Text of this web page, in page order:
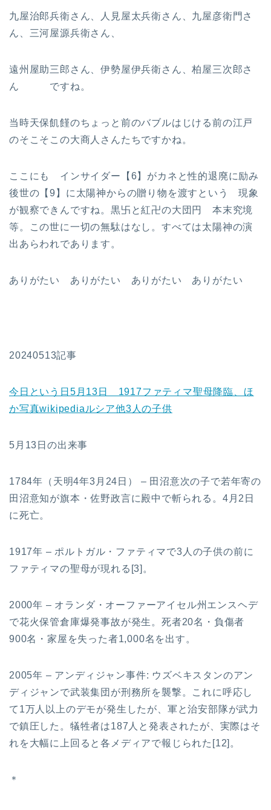
九屋治郎兵衛さん、人見屋太兵衛さん、九屋彦衛門さ
ん、三河屋源兵衛さん、
遠州屋助三郎さん、伊勢屋伊兵衛さん、柏屋三次郎さ
ん ですね。
当時天保飢饉のちょっと前のバブルはじける前の江戸
のそこそこの大商人さんたちですかね。
ここにも インサイダー【6】がカネと性的退廃に励み
後世の【9】に太陽神からの贈り物を渡すという 現象
が観察できんですね。黒卐と紅卍の大団円 本末究境
等。この世に一切の無駄はなし。すべては太陽神の演
出あらわれであります。
ありがたい ありがたい ありがたい ありがたい
20240513記事
今日という日5月13日 1917ファティマ聖母降臨、ほ
か写真wikipediaルシア他3人の子供
5月13日の出来事
1784年（天明4年3月24日） – 田沼意次の子で若年寄の
田沼意知が旗本・佐野政言に殿中で斬られる。4月2日
に死亡。
1917年 – ポルトガル・ファティマで3人の子供の前に
ファティマの聖母が現れる[3]。
2000年 – オランダ・オーファーアイセル州エンスヘデ
で花火保管倉庫爆発事故が発生。死者20名・負傷者
900名・家屋を失った者1,000名を出す。
2005年 – アンディジャン事件: ウズベキスタンのアン
ディジャンで武装集団が刑務所を襲撃。これに呼応し
て1万人以上のデモが発生したが、軍と治安部隊が武力
で鎮圧した。犠牲者は187人と発表されたが、実際はそ
れを大幅に上回ると各メディアで報じられた[12]。
＊